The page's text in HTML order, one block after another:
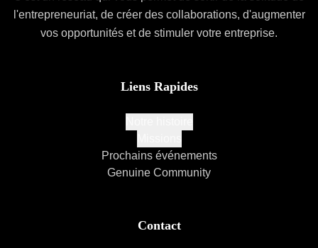
l'entrepreneuriat, de créer des collaborations, d'augmenter
vos opportunités et de stimuler votre entreprise.
Liens Rapides
Prochains événements
Genuine Community
Contact